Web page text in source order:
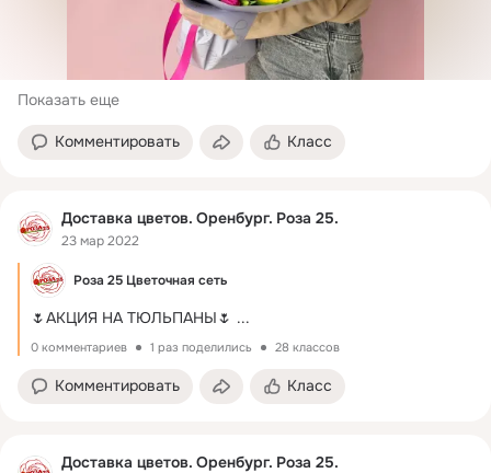
Показать еще
Комментировать Класс
Доставка цветов. Оренбург. Роза 25.
23 мар 2022
Роза 25 Цветочная сеть
🌷АКЦИЯ НА ТЮЛЬПАНЫ🌷 ...
0 комментариев 1 раз поделились 28 классов
Комментировать Класс
Доставка цветов. Оренбург. Роза 25.